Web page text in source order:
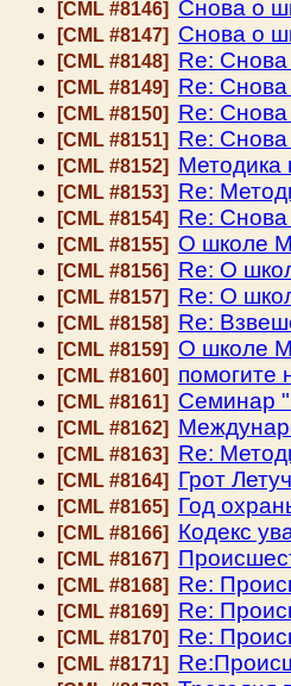
[CML #8146] Снова о
[CML #8147] Снова о
[CML #8148] Re:
[CML #8149] Re:
[CML #8150] Re:
[CML #8151] Re:
[CML #8152] Методика
[CML #8153] Re:
[CML #8154] Re:
[CML #8155] О школе
[CML #8156] Re: О
[CML #8157] Re: О
[CML #8158] Re:
[CML #8159] О школе
[CML #8160] помогите
[CML #8161] Семинар
[CML #8162]
[CML #8163] Re:
[CML #8164] Грот
[CML #8165] Год
[CML #8166] Кодекс
[CML #8167]
[CML #8168] Re:
[CML #8169] Re:
[CML #8170] Re:
[CML #8171]